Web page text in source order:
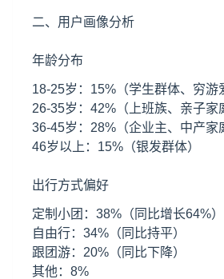
二、用户画像分析
年龄分布
18-25岁：15%（学生群体、穷游
26-35岁：42%（上班族、亲子家
36-45岁：28%（企业主、中产家
46岁以上：15%（银发群体）
出行方式偏好
定制小团：38%（同比增长64%）
自由行：34%（同比持平）
跟团游：20%（同比下降）
其他：8%